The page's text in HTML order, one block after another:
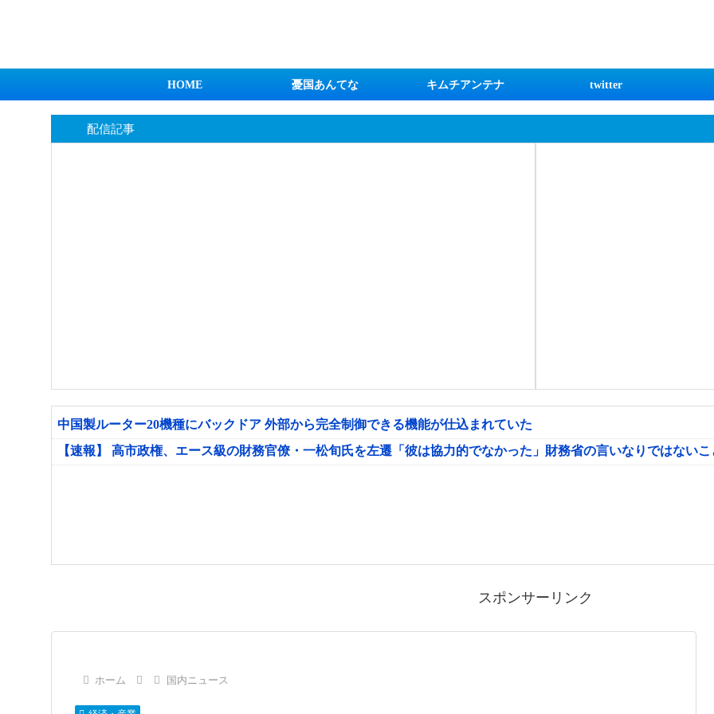
HOME 憂国あんてな キムチアンテナ twitter
配信記事
中国製ルーター20機種にバックドア 外部から完全制御できる機能が仕込まれていた
【速報】 高市政権、エース級の財務官僚・一松旬氏を左遷「彼は協力的でなかった」財務省の言いなりではない
スポンサーリンク
ホーム 国内ニュース